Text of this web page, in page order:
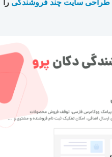
طراحی سایت چند فروشندگی را